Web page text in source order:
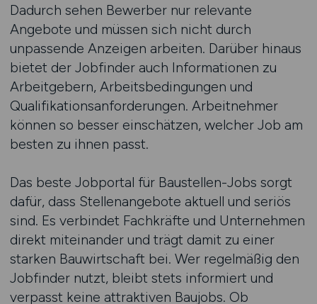
Dadurch sehen Bewerber nur relevante
Angebote und müssen sich nicht durch
unpassende Anzeigen arbeiten. Darüber hinaus
bietet der Jobfinder auch Informationen zu
Arbeitgebern, Arbeitsbedingungen und
Qualifikationsanforderungen. Arbeitnehmer
können so besser einschätzen, welcher Job am
besten zu ihnen passt.
Das beste Jobportal für Baustellen-Jobs sorgt
dafür, dass Stellenangebote aktuell und seriös
sind. Es verbindet Fachkräfte und Unternehmen
direkt miteinander und trägt damit zu einer
starken Bauwirtschaft bei. Wer regelmäßig den
Jobfinder nutzt, bleibt stets informiert und
verpasst keine attraktiven Baujobs. Ob